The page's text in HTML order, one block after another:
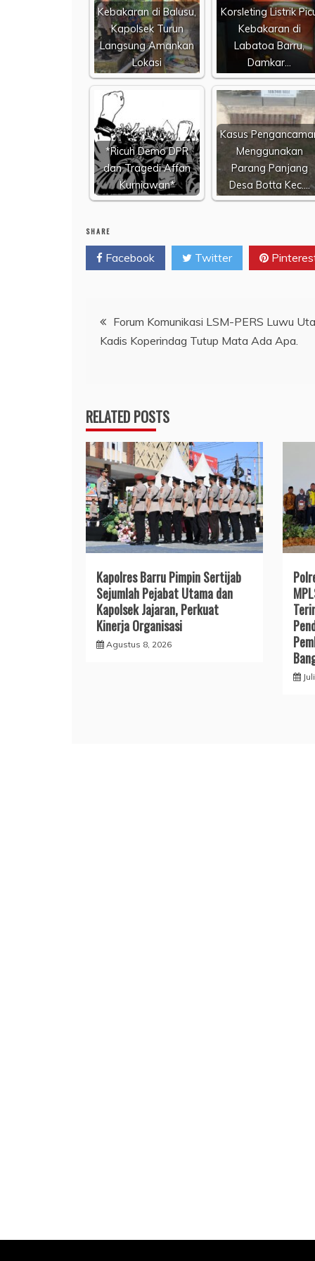
Kebakaran di Balusu,
Kapolsek Turun
Langsung Amankan
Lokasi
Korsleting Listrik
Kebakaran di
Labatoa Barru,
Damkar…
*Ricuh Demo DPR
dan Tragedi Affan
Kurniawan*
Kasus
Menggunakan
Parang Panjang
Desa Botta Kec.…
SHARE
Facebook Twitter
Navigasi
pos
Forum Komunikasi LSM-PERS Luwu
Kadis Koperindag Tutup Mata Ada Apa.
RELATED POSTS
Kapolres Barru Pimpin Sertijab
Sejumlah Pejabat Utama dan
Kapolsek Jajaran, Perkuat
Kinerja Organisasi
Agustus 8, 2026